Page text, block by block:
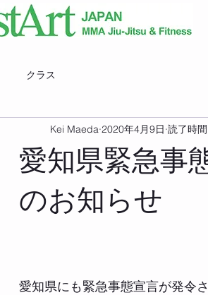
クラス
愛知県緊急事
のお知らせ
Kei Maeda 2020年4月9日 読了時
愛知県にも緊急事態宣言が発令